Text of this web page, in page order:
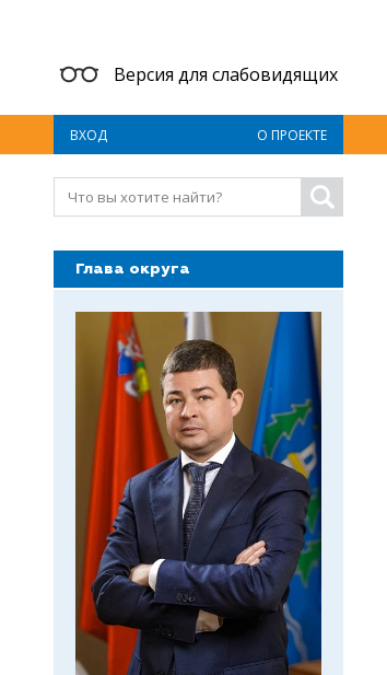
Версия для слабовидящих
ВХОД О ПРОЕКТЕ
Глава округа